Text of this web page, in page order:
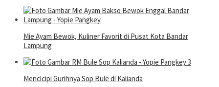
Mie Ayam Bewok, Kuliner Favorit di Pusat Kota Bandar
Lampung
Mencicipi Gurihnya Sop Bule di Kalianda